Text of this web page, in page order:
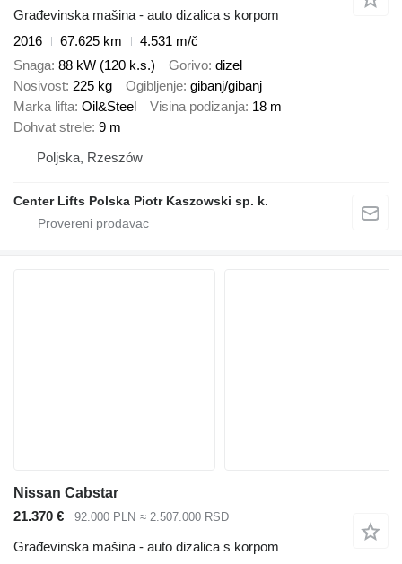
Građevinska mašina - auto dizalica s korpom
2016
67.625 km
4.531 m/č
Snaga 88 kW (120 k.s.) Gorivo dizel
Nosivost 225 kg Ogibljenje gibanj/gibanj
Marka lifta Oil&Steel Visina podizanja 18 m
Dohvat strele 9 m
Poljska, Rzeszów
Center Lifts Polska Piotr Kaszowski sp. k.
Nissan Cabstar
21.370 €
92.000 PLN ≈ 2.507.000 RSD
Građevinska mašina - auto dizalica s korpom